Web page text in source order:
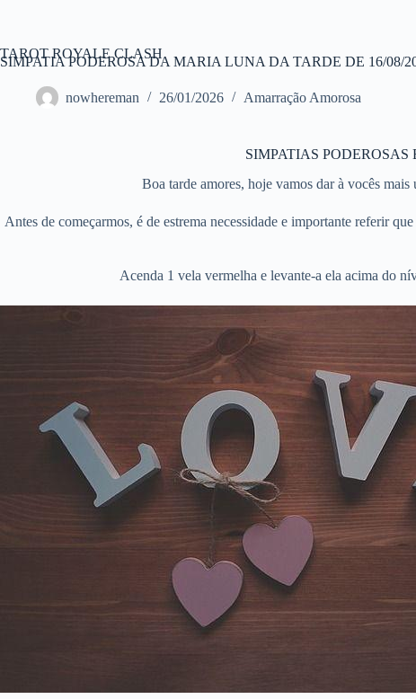
conteúdo
TAROT ROYALE CLASH
SIMPATIA PODEROSA DA MARIA LUNA DA TARDE DE 16/08/
nowhereman 26/01/2026 Amarração Amorosa
SIMPATIAS
Boa tarde amores, hoje vamos dar à vocês
Antes de começarmos, é de estrema necessidade e importante referir
Acenda 1 vela vermelha e levante-a ela acima do